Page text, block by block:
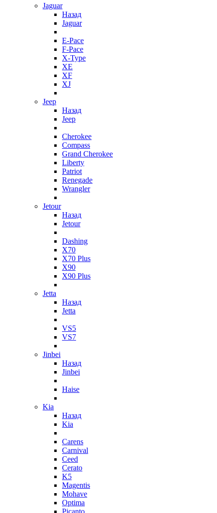
Jaguar
Назад
Jaguar
E-Pace
F-Pace
X-Type
XE
XF
XJ
Jeep
Назад
Jeep
Cherokee
Compass
Grand Cherokee
Liberty
Patriot
Renegade
Wrangler
Jetour
Назад
Jetour
Dashing
X70
X70 Plus
X90
X90 Plus
Jetta
Назад
Jetta
VS5
VS7
Jinbei
Назад
Jinbei
Haise
Kia
Назад
Kia
Carens
Carnival
Ceed
Cerato
K5
Magentis
Mohave
Optima
Picanto